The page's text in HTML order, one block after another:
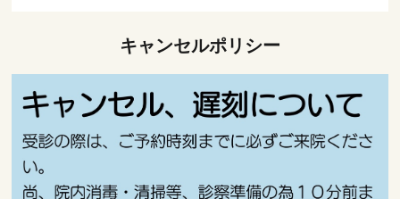
キャンセルポリシー